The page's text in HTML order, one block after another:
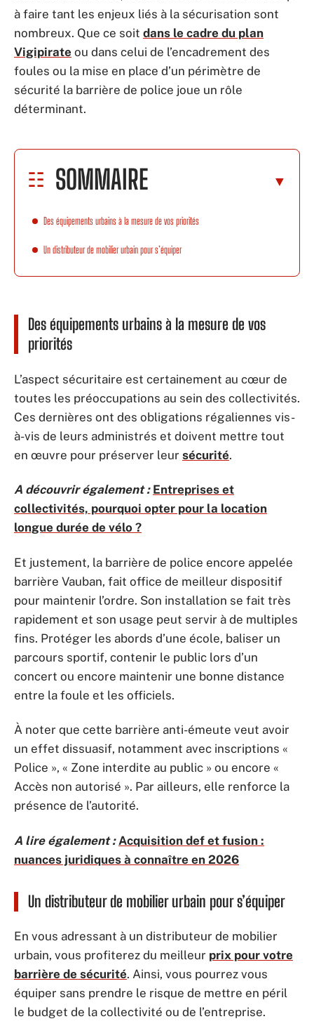
à faire tant les enjeux liés à la sécurisation sont
nombreux. Que ce soit dans le cadre du plan
Vigipirate ou dans celui de l’encadrement des
foules ou la mise en place d’un périmètre de
sécurité la barrière de police joue un rôle
déterminant.
SOMMAIRE
Des équipements urbains à la mesure de vos priorités
Un distributeur de mobilier urbain pour s’équiper
Des équipements urbains à la mesure de vos
priorités
L’aspect sécuritaire est certainement au cœur de
toutes les préoccupations au sein des collectivités.
Ces dernières ont des obligations régaliennes vis-
à-vis de leurs administrés et doivent mettre tout
en œuvre pour préserver leur sécurité.
A découvrir également : Entreprises et
collectivités, pourquoi opter pour la location
longue durée de vélo ?
Et justement, la barrière de police encore appelée
barrière Vauban, fait office de meilleur dispositif
pour maintenir l’ordre. Son installation se fait très
rapidement et son usage peut servir à de multiples
fins. Protéger les abords d’une école, baliser un
parcours sportif, contenir le public lors d’un
concert ou encore maintenir une bonne distance
entre la foule et les officiels.
À noter que cette barrière anti-émeute veut avoir
un effet dissuasif, notamment avec inscriptions «
Police », « Zone interdite au public » ou encore «
Accès non autorisé ». Par ailleurs, elle renforce la
présence de l’autorité.
A lire également : Acquisition def et fusion :
nuances juridiques à connaître en 2026
Un distributeur de mobilier urbain pour s’équiper
En vous adressant à un distributeur de mobilier
urbain, vous profiterez du meilleur prix pour votre
barrière de sécurité. Ainsi, vous pourrez vous
équiper sans prendre le risque de mettre en péril
le budget de la collectivité ou de l’entreprise.